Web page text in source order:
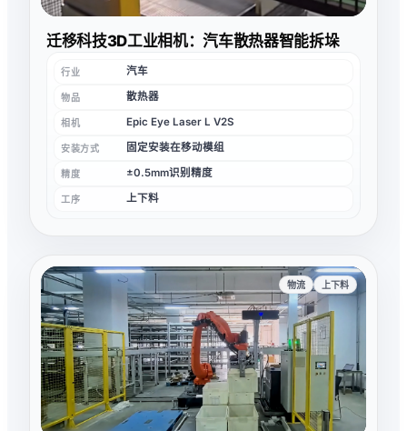
迁移科技3D工业相机：汽车散热器智能拆垛
行业 汽车
物品 散热器
相机 Epic Eye Laser L V2S
安装方式 固定安装在移动模组
精度 ±0.5mm识别精度
工序 上下料
物流 上下料